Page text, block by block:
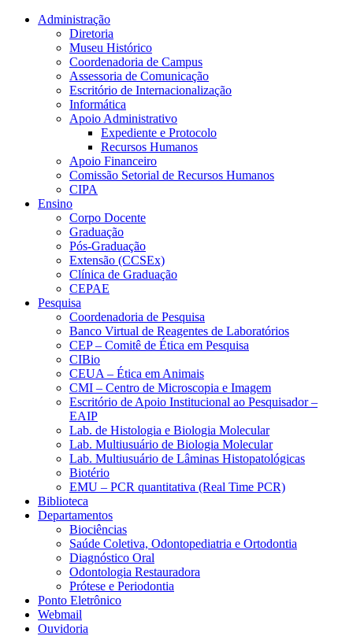
Conteúdo principal Menu principal
Administração
Diretoria
Museu Histórico
Coordenadoria de Campus
Assessoria de Comunicação
Escritório de Internacionalização
Informática
Apoio Administrativo
Expediente e Protocolo
Recursos Humanos
Apoio Financeiro
Comissão Setorial de Recursos Humanos
CIPA
Ensino
Corpo Docente
Graduação
Pós-Graduação
Extensão (CCSEx)
Clínica de Graduação
CEPAE
Pesquisa
Coordenadoria de Pesquisa
Banco Virtual de Reagentes de Laboratórios
CEP – Comitê de Ética em Pesquisa
CIBio
CEUA – Ética em Animais
CMI – Centro de Microscopia e Imagem
Escritório de Apoio Institucional ao Pesquisador –
EAIP
Lab. de Histologia e Biologia Molecular
Lab. Multiusuário de Biologia Molecular
Lab. Multiusuário de Lâminas Histopatológicas
Biotério
EMU – PCR quantitativa (Real Time PCR)
Biblioteca
Departamentos
Biociências
Saúde Coletiva, Odontopediatria e Ortodontia
Diagnóstico Oral
Odontologia Restauradora
Prótese e Periodontia
Ponto Eletrônico
Webmail
Ouvidoria